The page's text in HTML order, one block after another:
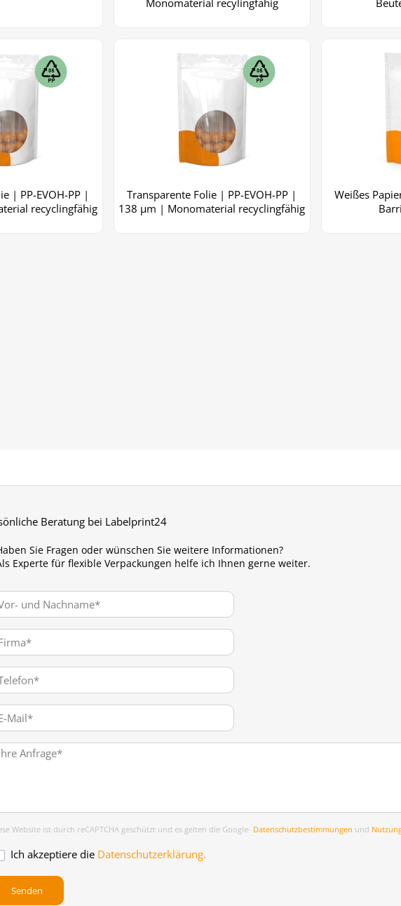
Monomaterial recylingfähig
| PP-EVOH-PP |
recyclingfähig
Transparente Folie | PP-EVOH-PP |
138 μm | Monomaterial recyclingfähig
Weißes
Beratung bei Labelprint24
Sie Fragen oder wünschen Sie weitere Informationen?
Experte für flexible Verpackungen helfe ich Ihnen gerne weiter.
Website ist durch reCAPTCHA geschützt und es gelten die Google- Datenschutzbestimmungen und
Ich akzeptiere die Datenschutzerklärung.